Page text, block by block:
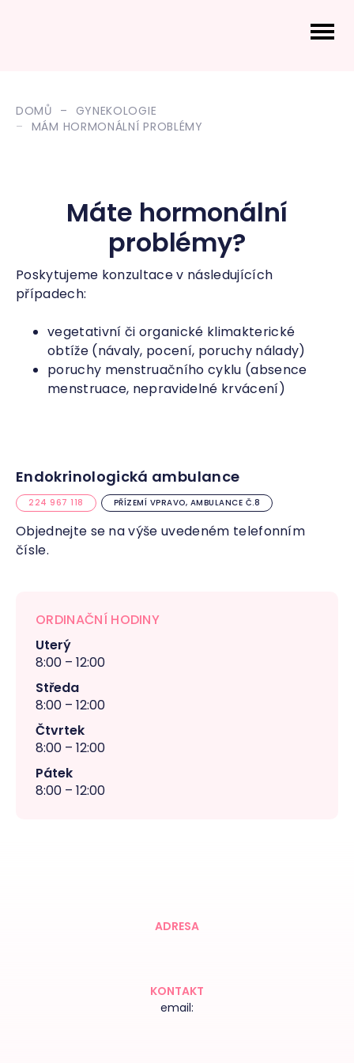
DOMŮ
GYNEKOLOGIE
MÁM HORMONÁLNÍ PROBLÉMY
Máte hormonální
problémy?
Poskytujeme konzultace v následujících
případech:
vegetativní či organické klimakterické
obtíže (návaly, pocení, poruchy nálady)
poruchy menstruačního cyklu (absence
menstruace, nepravidelné krvácení)
Endokrinologická ambulance
224 967 118 PŘÍZEMÍ VPRAVO, AMBULANCE Č.8
Objednejte se na výše uvedeném telefonním
čísle.
ORDINAČNÍ HODINY
Uterý
8:00 – 12:00
Středa
8:00 – 12:00
Čtvrtek
8:00 – 12:00
Pátek
8:00 – 12:00
ADRESA
KONTAKT
email: